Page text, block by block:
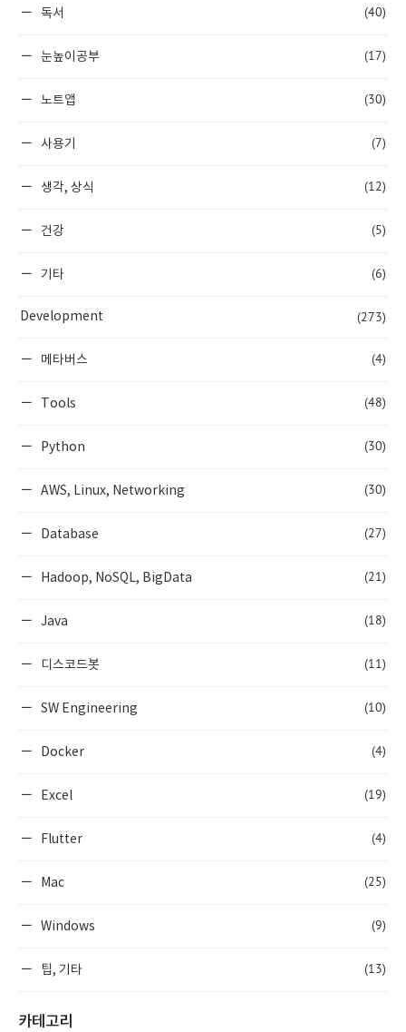
독서 (40)
눈높이공부 (17)
노트앱 (30)
사용기 (7)
생각, 상식 (12)
건강 (5)
기타 (6)
Development (273)
메타버스 (4)
Tools (48)
Python (30)
AWS, Linux, Networking (30)
Database (27)
Hadoop, NoSQL, BigData (21)
Java (18)
디스코드봇 (11)
SW Engineering (10)
Docker (4)
Excel (19)
Flutter (4)
Mac (25)
Windows (9)
팁, 기타 (13)
카테고리